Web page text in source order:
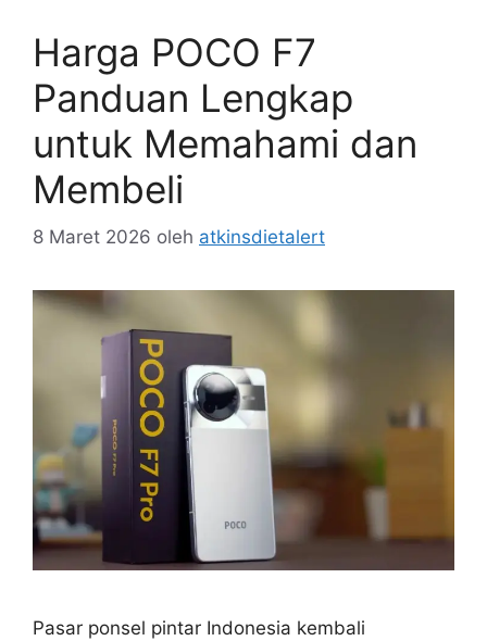
Harga POCO F7
Panduan Lengkap
untuk Memahami dan
Membeli
8 Maret 2026 oleh atkinsdietalert
Pasar ponsel pintar Indonesia kembali